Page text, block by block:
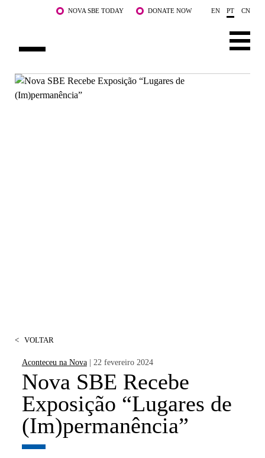
Saltar para o conteúdo principalNOVA SBE TODAY DONATE NOW EN PT CN
SOBRE NÓS
< VOLTAR
Aconteceu na Nova| 22 fevereiro 2024
Nova SBE Recebe
Exposição “Lugares de
(Im)permanência”